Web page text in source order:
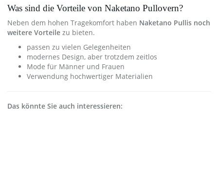
Was sind die Vorteile von Naketano Pullovern?
Neben dem hohen Tragekomfort haben Naketano Pullis noch
weitere Vorteile zu bieten.
passen zu vielen Gelegenheiten
modernes Design, aber trotzdem zeitlos
Mode für Männer und Frauen
Verwendung hochwertiger Materialien
Das könnte Sie auch interessieren: